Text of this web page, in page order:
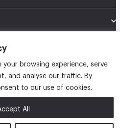
your browsing experience, serve
and analyse our traffic. By
to our use of cookies.
All
น 12 เลขที่ 148 ถนนเสรีไทย แขวงคลองจั่น
พัฒนบริหารศาสตร์ | Graduate School of